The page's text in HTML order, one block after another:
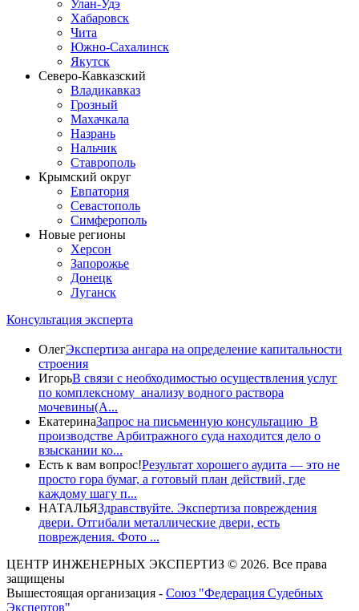
Улан-Удэ
Хабаровск
Чита
Южно-Сахалинск
Якутск
Северо-Кавказский
Владикавказ
Грозный
Махачкала
Назрань
Нальчик
Ставрополь
Крымский округ
Евпатория
Севастополь
Симферополь
Новые регионы
Херсон
Запорожье
Донецк
Луганск
Консультация эксперта
ОлегЭкспертиза ангара на определение капитальности
строения
ИгорьВ связи с необходимостью осуществления услуг
по комплексному анализу водного раствора
мочевины(A...
ЕкатеринаЗапрос на письменную консультацию В
производстве Арбитражного суда находится дело о
взыскании ко...
Есть к вам вопрос!Результат хорошего аудита — это не
просто гора бумаг, а готовый план действий, где
каждому шагу п...
НАТАЛЬЯЗдравствуйте. Экспертиза повреждения
двери. Отгибали металлические двери, есть
повреждения. Фото ...
ЦЕНТР ИНЖЕНЕРНЫХ ЭКСПЕРТИЗ © 2026. Все права
защищены
Вышестоящая организация - Союз "Федерация Судебных
Экспертов"